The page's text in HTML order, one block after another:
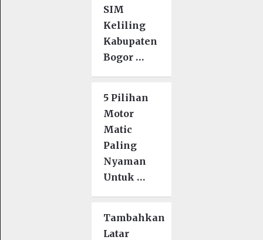
SIM
Keliling
Kabupaten
Bogor …
5 Pilihan
Motor
Matic
Paling
Nyaman
Untuk …
Tambahkan
Latar